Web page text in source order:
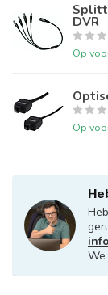
DVR
Op
Op
We